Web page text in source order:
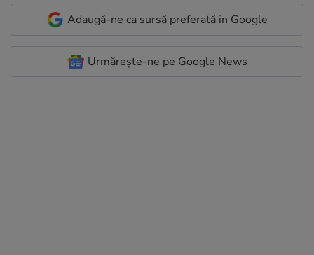
Adaugă-ne ca sursă preferată în Google
Urmărește-ne pe Google News